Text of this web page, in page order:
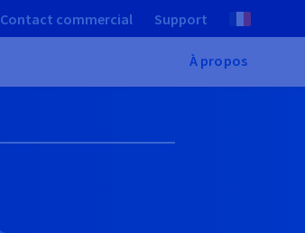
Contact commercial Support
À propos